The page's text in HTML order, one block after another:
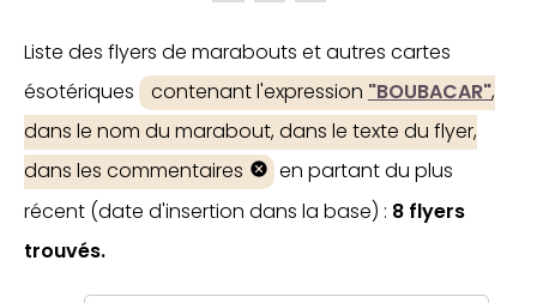
Liste des flyers de marabouts et autres cartes
ésotériques
contenant l'expression "BOUBACAR",
dans le nom du marabout, dans le texte du flyer,
dans les commentaires
en partant du plus
récent (date d'insertion dans la base) : 8 flyers
trouvés.